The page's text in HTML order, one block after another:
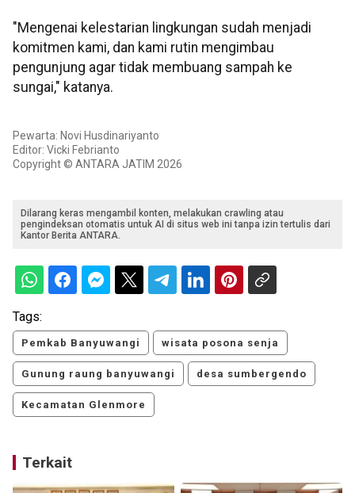
"Mengenai kelestarian lingkungan sudah menjadi
komitmen kami, dan kami rutin mengimbau
pengunjung agar tidak membuang sampah ke
sungai," katanya.
Pewarta: Novi Husdinariyanto
Editor: Vicki Febrianto
Copyright © ANTARA JATIM 2026
Dilarang keras mengambil konten, melakukan crawling atau
pengindeksan otomatis untuk AI di situs web ini tanpa izin tertulis dari
Kantor Berita ANTARA.
Tags:
Pemkab Banyuwangi wisata posona senja
Gunung raung banyuwangi desa sumbergendo
Kecamatan Glenmore
Terkait